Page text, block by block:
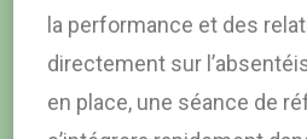
la performance et des
directement sur
en place, une séance de